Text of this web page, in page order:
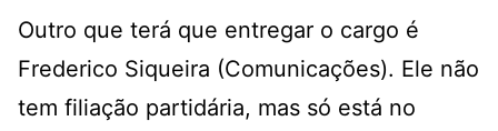
Outro que terá que entregar o cargo é
Frederico Siqueira (Comunicações). Ele não
tem filiação partidária, mas só está no